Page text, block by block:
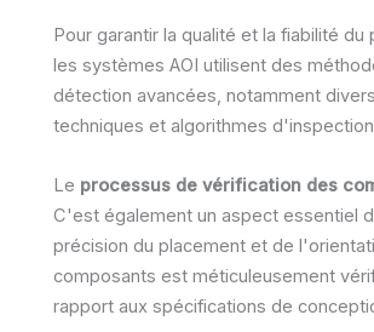
Pour garantir la qualité et la fiabilité du
les systèmes AOI utilisent des
détection avancées, notamment
techniques et algorithmes
Le processus de vérification des
C'est également un aspect essentiel
précision du placement et de
composants est méticuleusement
rapport aux spécifications de